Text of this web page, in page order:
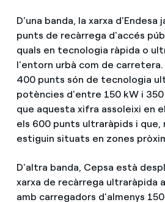
D'una banda, la xarxa d'Endesa
punts de recàrrega d'accés
quals en tecnologia ràpida o
l'entorn urbà com de
400 punts són de tecnologia
potències d'entre 150 kW i
que aquesta xifra assoleixi en
els 600 punts ultraràpids i
estiguin situats en zones
D'altra banda, Cepsa està
xarxa de recàrrega ultraràpida
amb carregadors d'almenys